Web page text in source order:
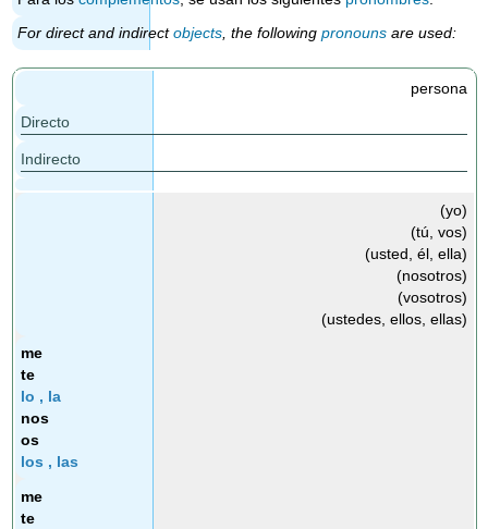
For direct and indirectobjects, the followingpronouns are used:
persona
Directo
Indirecto
(yo)
(tú, vos)
(usted, él, ella)
(nosotros)
(vosotros)
(ustedes, ellos, ellas)
me
te
lo , la
nos
os
los , las
me
te